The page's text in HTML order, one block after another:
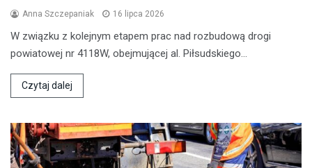
Anna Szczepaniak 16 lipca 2026
W związku z kolejnym etapem prac nad rozbudową drogi
powiatowej nr 4118W, obejmującej al. Piłsudskiego…
Czytaj dalej